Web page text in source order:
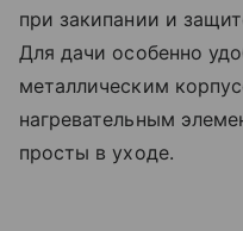
при закипании и
Для дачи особенно
металлическим
нагревательным
просты в уходе.